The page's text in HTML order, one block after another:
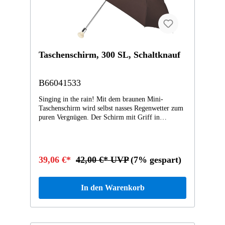
Taschenschirm, 300 SL, Schaltknauf
B66041533
Singing in the rain! Mit dem braunen Mini-
Taschenschirm wird selbst nasses Regenwetter zum
puren Vergnügen. Der Schirm mit Griff in
Durchmesser von ca. 97 cm und bietet mit seinem
schmutzabweisender Spezialbeschichtung
zuverlässigen Schutz vor Nässe. Auch Wind kann
dem Mini-Taschenschirm dank Windproof-System
und hochwertigen Fiberglas- und Metallschienen so
39,06 €* 42,00 €* UVP(7% gespart)
In den Warenkorb